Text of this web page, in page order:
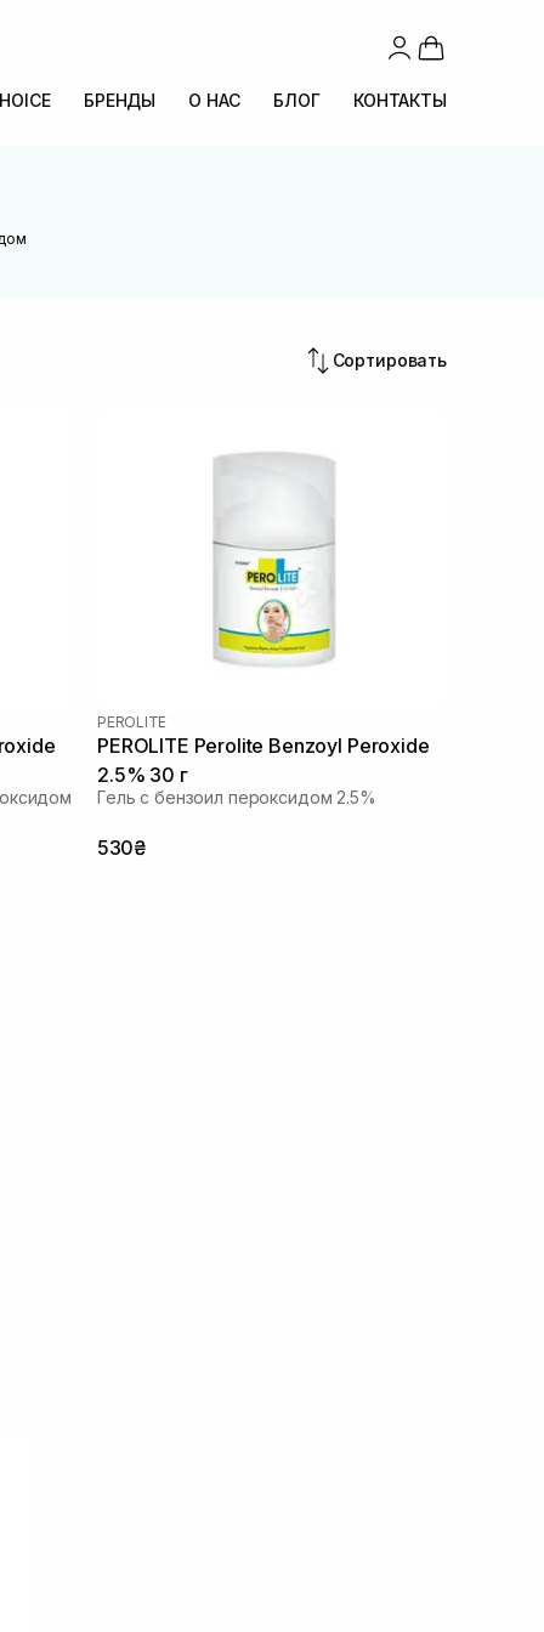
БРЕНДЫ О НАС БЛОГ КОНТАКТЫ
Сортировать
PEROLITE
PEROLITE Perolite Benzoyl Peroxide
2.5% 30 г
Гель с бензоил пероксидом 2.5%
530₴